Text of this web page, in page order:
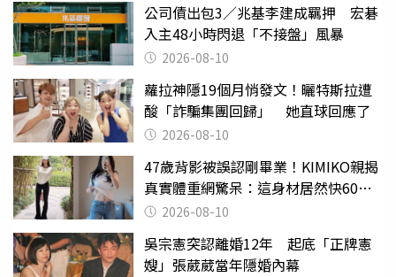
公司債出包3／兆基李建成羈押 宏碁
入主48小時閃退「不接盤」風暴
2026-08-10
蘿拉神隱19個月悄發文！曬特斯拉遭
酸「詐騙集團回歸」 她直球回應了
2026-08-10
47歲背影被誤認剛畢業！KIMIKO親揭
真實體重網驚呆：這身材居然快60公
斤？2026-08-10
吳宗憲突認離婚12年 起底「正牌憲
嫂」張葳葳當年隱婚內幕